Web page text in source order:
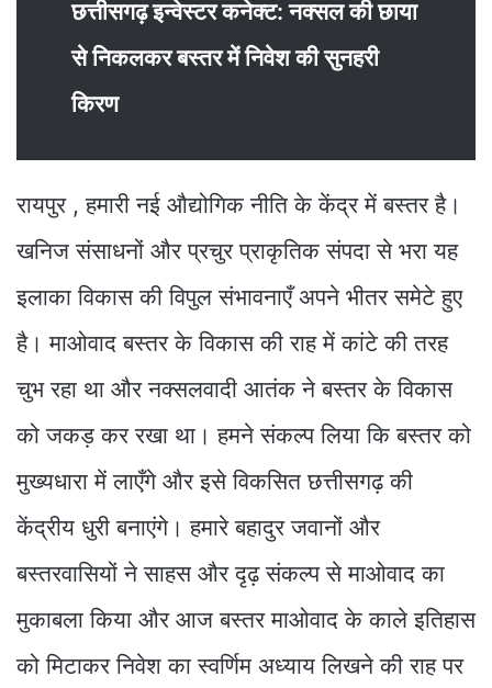
छत्तीसगढ़ इन्वेस्टर कनेक्ट: नक्सल की छाया
से निकलकर बस्तर में निवेश की सुनहरी
किरण
रायपुर , हमारी नई औद्योगिक नीति के केंद्र में बस्तर है।
खनिज संसाधनों और प्रचुर प्राकृतिक संपदा से भरा यह
इलाका विकास की विपुल संभावनाएँ अपने भीतर समेटे हुए
है। माओवाद बस्तर के विकास की राह में कांटे की तरह
चुभ रहा था और नक्सलवादी आतंक ने बस्तर के विकास
को जकड़ कर रखा था। हमने संकल्प लिया कि बस्तर को
मुख्यधारा में लाएँगे और इसे विकसित छत्तीसगढ़ की
केंद्रीय धुरी बनाएंगे। हमारे बहादुर जवानों और
बस्तरवासियों ने साहस और दृढ़ संकल्प से माओवाद का
मुकाबला किया और आज बस्तर माओवाद के काले इतिहास
को मिटाकर निवेश का स्वर्णिम अध्याय लिखने की राह पर